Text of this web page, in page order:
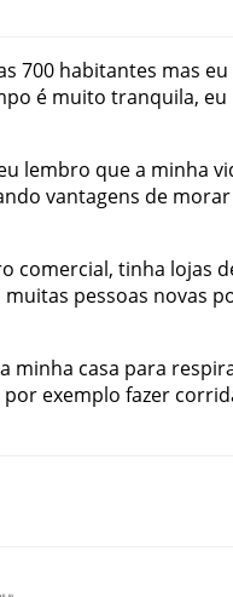
700 habitantes mas eu
é muito tranquila, eu
lembro quea minha
vantagens de morar
comercial, tinha lojas
muitas pessoas novas
a minha casa para
por exemplo fazer